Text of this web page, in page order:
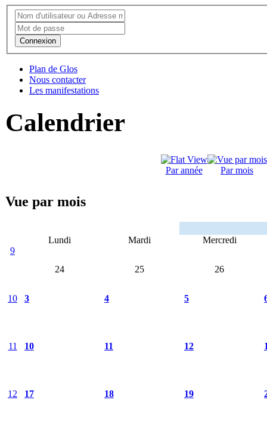
Connexion
Plan de Glos
Nous contacter
Les manifestations
Calendrier
Par année Par mois
Vue par mois
Lundi Mardi
Mercredi
9
24
25 26
10 3 4 5
11 10 11 12
12 17 18 19